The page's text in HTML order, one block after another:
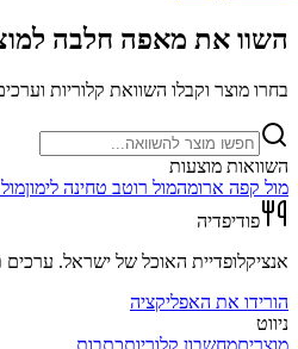
השוו את מאפה חלבה
בחרו מוצר וקבלו השוואת קלוריות
השוואות מוצעות
מול קפה ארומהמול רוטב טחינה לימוןמול
פודיפדיה
אנציקלופדיית האוכל של ישראל. ערכים
הורידו את האפליקציה
ניווט
מוצריםמחשבון קלוריותכתבות